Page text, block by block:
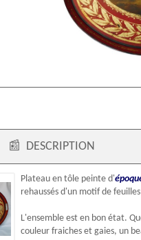
📰 DESCRIPTION
Plateau en tôle peinte d'
rehaussés d'un motif de
L'ensemble est en bon état.
couleur fraiches et gaies, un